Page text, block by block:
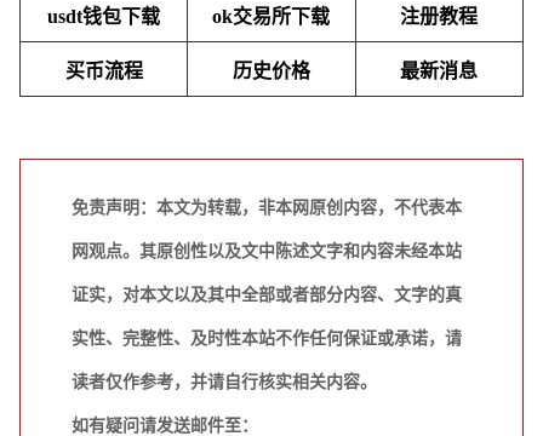
usdt钱包下载 ok交易所下载 注册教程
买币流程 历史价格 最新消息
免责声明：本文为转载，非本网原创内容，不代表本
网观点。其原创性以及文中陈述文字和内容未经本站
证实，对本文以及其中全部或者部分内容、文字的真
实性、完整性、及时性本站不作任何保证或承诺，请
读者仅作参考，并请自行核实相关内容。
如有疑问请发送邮件至：